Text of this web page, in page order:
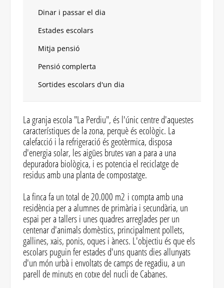
Dinar i passar el dia
Estades escolars
Mitja pensió
Pensió complerta
Sortides escolars d'un dia
La granja escola "La Perdiu", és l'únic centre d'aquestes
característiques de la zona, perquè és ecològic. La
calefacció i la refrigeració és geotèrmica, disposa
d'energia solar, les aigües brutes van a para a una
depuradora biològica, i es potencia el reciclatge de
residus amb una planta de compostatge.
La finca fa un total de 20.000 m2 i compta amb una
residència per a alumnes de primària i secundària, un
espai per a tallers i unes quadres arreglades per un
centenar d'animals domèstics, principalment pollets,
gallines, xais, ponis, oques i ànecs. L'objectiu és que els
escolars puguin fer estades d'uns quants dies allunyats
d'un món urbà i envoltats de camps de regadiu, a un
parell de minuts en cotxe del nucli de Cabanes.